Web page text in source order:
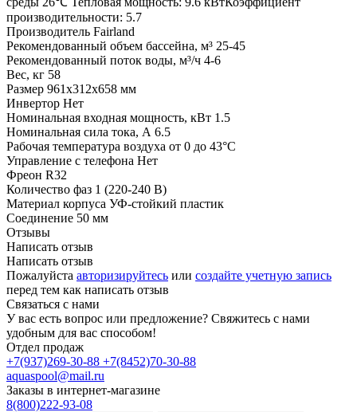
производительности: 5.7
Производитель Fairland
Рекомендованный объем бассейна, м³ 25-45
Рекомендованный поток воды, м³/ч 4-6
Вес, кг 58
Размер 961x312x658 мм
Инвертор Нет
Номинальная входная мощность, кВт 1.5
Номинальная сила тока, А 6.5
Рабочая температура воздуха от 0 до 43°C
Управление с телефона Нет
Фреон R32
Количество фаз 1 (220-240 В)
Материал корпуса УФ-стойкий пластик
Соединение 50 мм
Отзывы
Написать отзыв
Написать отзыв
Пожалуйста авторизируйтесь или создайте учетную запись
перед тем как написать отзыв
Связаться с нами
У вас есть вопрос или предложение? Свяжитесь с нами
удобным для вас способом!
Отдел продаж
+7(937)269-30-88 +7(8452)70-30-88
aquaspool@mail.ru
Заказы в интернет-магазине
8(800)222-93-08